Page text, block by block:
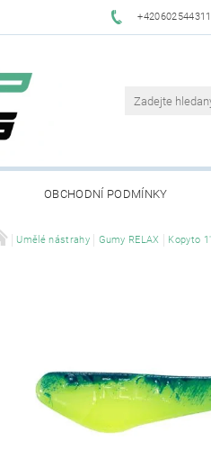
+420602544311
OBCHODNÍ PODMÍNKY
Umělé nástrahy Gumy RELAX Kopyto 1"